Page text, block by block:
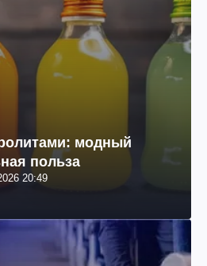
модный
польза
20:49